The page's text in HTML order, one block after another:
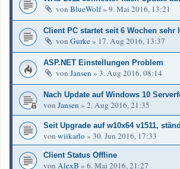
von BlueWolf» 9. Mai 2016, 13:21
Client PC startet seit 6 Wochen sehr
von Gurke» 17. Aug 2016, 13:37
ASP.NET Einstellungen Problem
von Jansen » 3. Aug 2016, 08:14
Nach Update auf Windows 10
von Jansen » 2. Aug 2016, 21:35
Seit Upgrade auf w10x64 v1511,
von wiikarlo» 30. Jun 2016, 17:33
Client Status Offline
von AlexB » 6. Mai 2016, 21:27